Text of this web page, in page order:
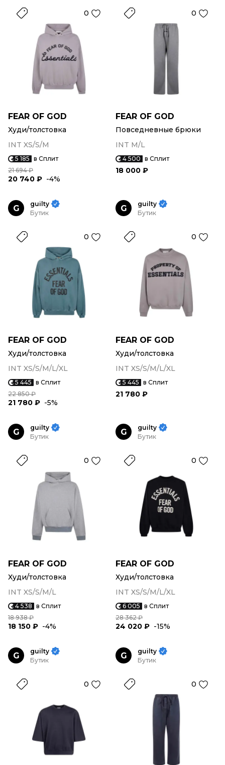
0
FEAR OF GOD
Худи/толстовка
INT XS/S/M
5 185 в Сплит
21 694 ₽
20 740 ₽ -4%
0
FEAR OF GOD
Повседневные брюки
INT M/L
4 500 в Сплит
18 000 ₽
G
guilty
Бутик
0
FEAR OF GOD
Худи/толстовка
INT XS/S/M/L/XL
5 445 в Сплит
22 850 ₽
21 780 ₽ -5%
G
guilty
Бутик
0
FEAR OF GOD
Худи/толстовка
INT XS/S/M/L/XL
5 445 в Сплит
21 780 ₽
G
guilty
Бутик
0
FEAR OF GOD
Худи/толстовка
INT XS/S/M/L
4 538 в Сплит
18 938 ₽
18 150 ₽ -4%
G
guilty
Бутик
0
FEAR OF GOD
Худи/толстовка
INT XS/S/M/L/XL
6 005 в Сплит
28 362 ₽
24 020 ₽ -15%
G
guilty
Бутик
0
G
guilty
Бутик
0